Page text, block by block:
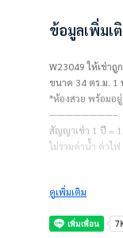
ข้อมูลเพิ่มเ
W23049 ให้เช่าถูก
ขนาด 34 ตร.ม. 1
*ห้องสวย พร้อมอยู่
————————–
สัญญาเช่า 1 ปี =
ไม่รวมค่าน้ำ ค่าไฟ
ชำระเงินก่อนเข้าอยู่
– ค่าเช่าเดือนแรก
– ค่าประกัน 2 เดื
————————–
ดูเพิ่มเติม